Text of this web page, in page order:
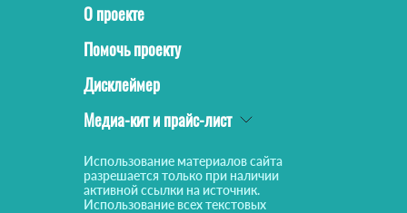
О проекте
Помочь проекту
Дисклеймер
Медиа-кит и прайс-лист
Использование материалов сайта
разрешается только при наличии
активной ссылки на источник.
Использование всех текстовых